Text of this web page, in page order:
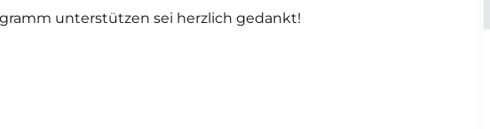
unterstützen sei herzlich gedankt!